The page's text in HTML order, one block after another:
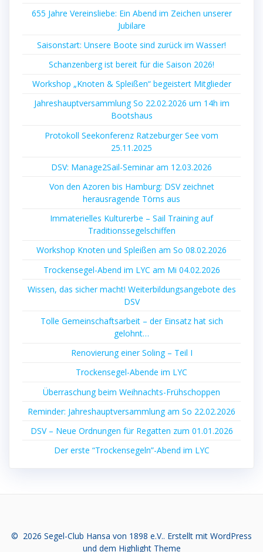
655 Jahre Vereinsliebe: Ein Abend im Zeichen unserer
Jubilare
Saisonstart: Unsere Boote sind zurück im Wasser!
Schanzenberg ist bereit für die Saison 2026!
Workshop „Knoten & Spleißen“ begeistert Mitglieder
Jahreshauptversammlung So 22.02.2026 um 14h im
Bootshaus
Protokoll Seekonferenz Ratzeburger See vom
25.11.2025
DSV: Manage2Sail-Seminar am 12.03.2026
Von den Azoren bis Hamburg: DSV zeichnet
herausragende Törns aus
Immaterielles Kulturerbe – Sail Training auf
Traditionssegelschiffen
Workshop Knoten und Spleißen am So 08.02.2026
Trockensegel-Abend im LYC am Mi 04.02.2026
Wissen, das sicher macht! Weiterbildungsangebote des
DSV
Tolle Gemeinschaftsarbeit – der Einsatz hat sich
gelohnt…
Renovierung einer Soling – Teil I
Trockensegel-Abende im LYC
Überraschung beim Weihnachts-Frühschoppen
Reminder: Jahreshauptversammlung am So 22.02.2026
DSV – Neue Ordnungen für Regatten zum 01.01.2026
Der erste “Trockensegeln”-Abend im LYC
© 2026 Segel-Club Hansa von 1898 e.V.. Erstellt mit WordPress
und dem Highlight Theme